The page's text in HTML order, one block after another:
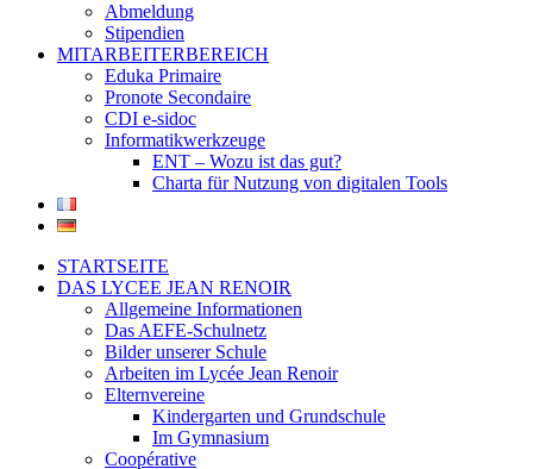
Abmeldung
Stipendien
MITARBEITERBEREICH
Eduka Primaire
Pronote Secondaire
CDI e-sidoc
Informatikwerkzeuge
ENT – Wozu ist das gut?
Charta für Nutzung von digitalen Tools
STARTSEITE
DAS LYCEE JEAN RENOIR
Allgemeine Informationen
Das AEFE-Schulnetz
Bilder unserer Schule
Arbeiten im Lycée Jean Renoir
Elternvereine
Kindergarten und Grundschule
Im Gymnasium
Coopérative